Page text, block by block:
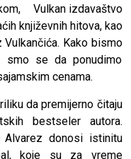
Vulkan izdavaštvo
književnih hitova, kao
Vulkančića. Kako bismo
smo se da ponudimo
cenama.
da premijerno čitaju
bestseler autora.
Alvarez donosi istinitu
koje su za vreme